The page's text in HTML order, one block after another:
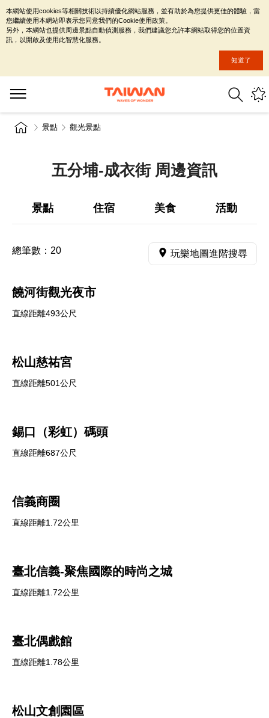
景點 觀光景點
五分埔-成衣街 周邊資訊
景點 住宿 美食 活動
總筆數： 20 玩樂地圖進階搜尋
饒河街觀光夜市
直線距離493公尺
松山慈祐宮
直線距離501公尺
錫口（彩虹）碼頭
直線距離687公尺
信義商圈
直線距離1.72公里
臺北信義-聚焦國際的時尚之城
直線距離1.72公里
臺北偶戲館
直線距離1.78公里
松山文創園區
本網站使用cookies等相關技術以持續優化網站服務，並有助於為您提供更佳的體驗，當
您繼續使用本網站即表示您同意我們的Cookie使用政策。
另外，本網站也提供周邊景點自動偵測服務，我們建議您允許本網站取得您的位置資
訊，以開啟及使用此智慧化服務。
知道了